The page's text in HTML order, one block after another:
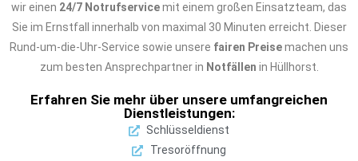
wir einen 24/7 Notrufservicemit einem großen Einsatzteam, das
Sie im Ernstfall innerhalb von maximal 30 Minuten erreicht. Dieser
Rund-um-die-Uhr-Service sowie unsere fairen Preisemachen uns
zum besten Ansprechpartner in Notfällen in Hüllhorst.
Erfahren Sie mehr über unsere umfangreichen
Dienstleistungen:
Schlüsseldienst
Tresoröffnung